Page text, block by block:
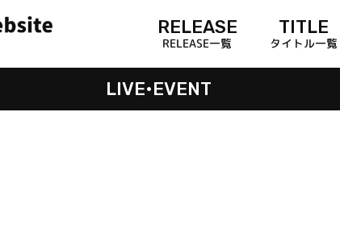
RELEASE
RELEASE一覧
TITLE
タイトル一覧
LIVE•EVENT